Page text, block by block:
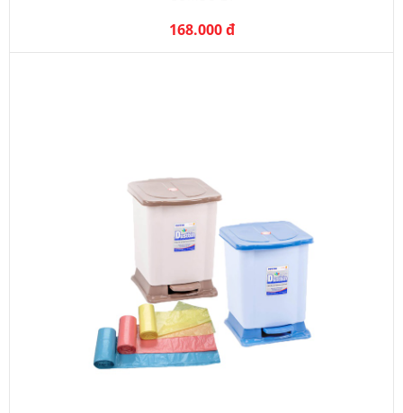
168.000 đ